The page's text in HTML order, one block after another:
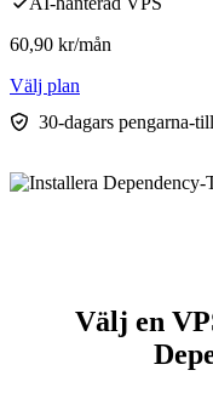
60,90 kr/mån
Välj plan
30-dagars pengarna-
Välj en